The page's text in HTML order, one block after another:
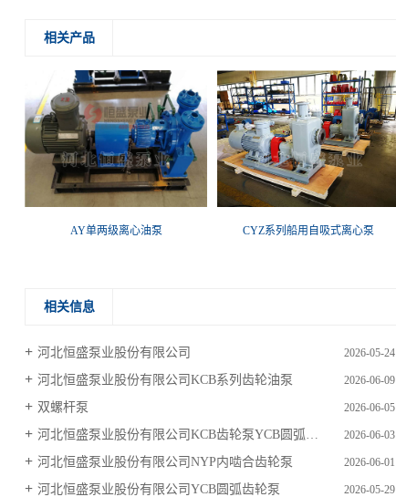
相关产品
AY单两级离心油泵 CYZ系列船用自吸式离心泵
相关信息
河北恒盛泵业股份有限公司 2026-05-24
河北恒盛泵业股份有限公司KCB系列齿轮油泵 2026-06-09
双螺杆泵 2026-06-05
河北恒盛泵业股份有限公司KCB齿轮泵YCB圆弧齿轮泵 2026-06-03
河北恒盛泵业股份有限公司NYP内啮合齿轮泵 2026-06-01
河北恒盛泵业股份有限公司YCB圆弧齿轮泵 2026-05-29